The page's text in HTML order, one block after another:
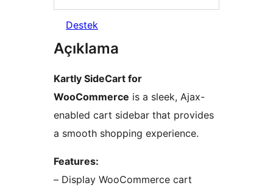
Destek
Açıklama
Kartly SideCart for
WooCommerce is a sleek, Ajax-
enabled cart sidebar that provides
a smooth shopping experience.
Features:
– Display WooCommerce cart